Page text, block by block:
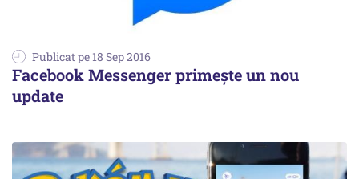
Publicat pe 18 Sep 2016
Facebook Messenger primeşte un nou
update